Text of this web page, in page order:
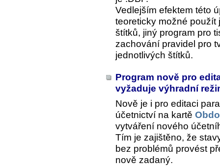
Vedlejším efektem této
teoreticky možné použít
štítků, jiný program pro
zachování pravidel pro
jednotlivých štítků.
Program nově pro
vyžaduje výhradní
Nově je i pro editaci
účetnictví na kartě
vytváření nového
Tím je zajištěno, že
bez problémů provést
nově zadaný.